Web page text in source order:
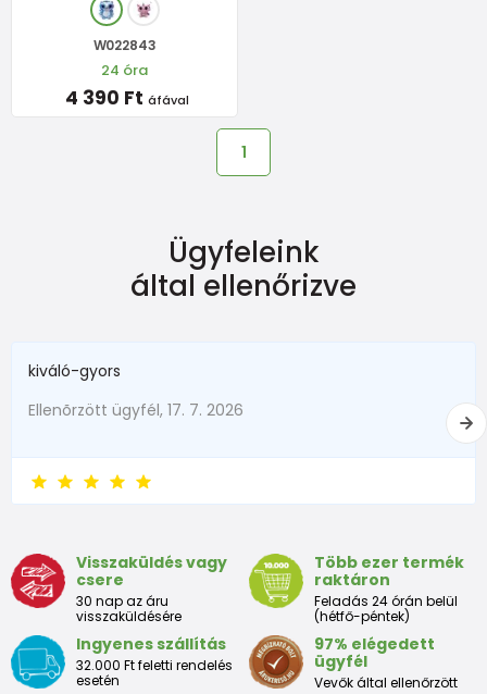
W022843
24 óra
4 390 Ft áfával
1
Ügyfeleink
által ellenőrizve
kiváló-gyors
Ellenõrzött ügyfél, 17. 7. 2026
Visszaküldés vagy
csere
30 nap az áru
visszaküldésére
Több ezer termék
raktáron
Feladás 24 órán belül
(hétfő-péntek)
Ingyenes szállítás
32.000 Ft feletti rendelés
esetén
97% elégedett
ügyfél
Vevők által ellenőrzött